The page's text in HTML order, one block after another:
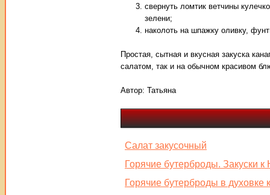
свернуть ломтик ветчины
зелени;
наколоть на шпажку оливку,
Простая, сытная и вкусная закуска
салатом, так и на обычном красивом
Автор: Татьяна
Салат закусочный
Горячие бутерброды. Закуски
Горячие бутерброды в духовке